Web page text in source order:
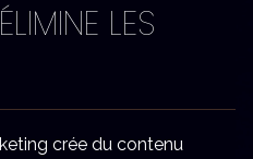
LES
crée du contenu